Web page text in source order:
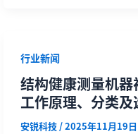
行业新闻
结构健康测量机
工作原理、分类及
安锐科技/2025年11月19日